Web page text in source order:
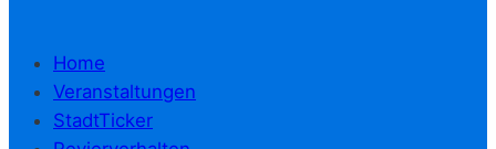
Home
Veranstaltungen
StadtTicker